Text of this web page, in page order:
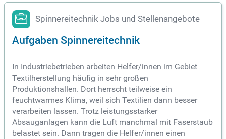
Spinnereitechnik Jobs und Stellenangebote
Aufgaben Spinnereitechnik
In Industriebetrieben arbeiten Helfer/innen im Gebiet
Textilherstellung häufig in sehr großen
Produktionshallen. Dort herrscht teilweise ein
feuchtwarmes Klima, weil sich Textilien dann besser
verarbeiten lassen. Trotz leistungsstarker
Absauganlagen kann die Luft manchmal mit Faserstaub
belastet sein. Dann tragen die Helfer/innen einen